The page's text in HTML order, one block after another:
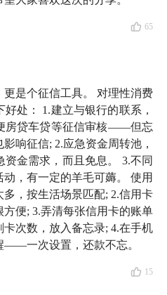
高级酒店，兑换头等舱机
卡不是用来超额消费的，而
。
和傅强聊聊他是如何合理使
利用信用卡拓展自己的人生
阱」的？
目绝不是推荐办卡。投资有
消费也是一样。消费上有掌
65
是个征信工具。 对理性消费
处： 1.建立与银行的联系，
房贷车贷等征信审核——但忘
响征信; 2.应急资金周转池，
金需求，而且免息。 3.不同
，有一定的羊毛可薅。 使用
，按生活场景匹配; 2.信用卡
便; 3.弄清每张信用卡的账单
卡次数，放入备忘录; 4.在手机
——一次设置，还款不忘。
15